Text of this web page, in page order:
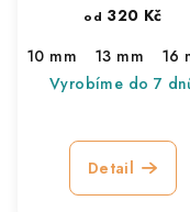
od 320 Kč
10 mm
13 mm
16
Vyrobíme do 7
Detail